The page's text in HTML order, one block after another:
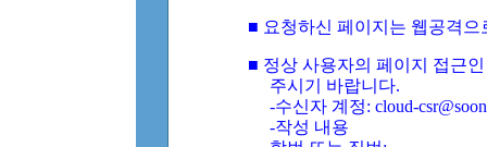
■ 요청하신 페이지는 웹공격
■ 정상 사용자의 페이지 접근
주시기 바랍니다.
-수신자 계정: cloud-
-작성 내용